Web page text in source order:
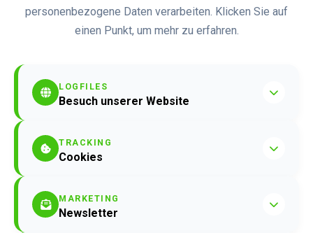
personenbezogene Daten verarbeiten. Klicken Sie auf
einen Punkt, um mehr zu erfahren.
LOGFILES
Besuch unserer Website
TRACKING
Cookies
MARKETING
Newsletter